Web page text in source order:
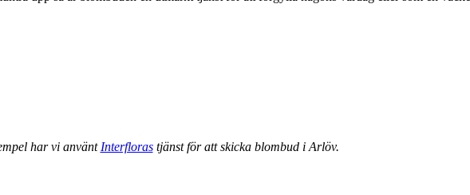
har vi använt Interflorastjänst för att skicka blombud i Arlöv.